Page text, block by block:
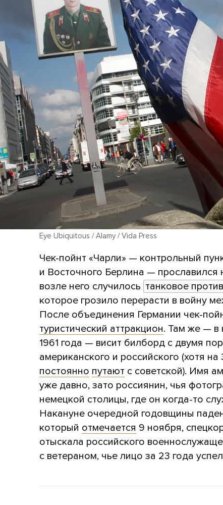
Eye Ubiquitous / Alamy / Vida Press
Чек-пойнт «Чарли» — контрольный
и Восточного Берлина — прославился
возле него случилось танковое
которое грозило перерасти в войну
После объединения Германии чек-
туристический аттракцион. Там же — в
1961 года — висит билборд с двумя
американского и российского (хотя
постоянно путают с советской). Имя
уже давно, зато россиянин, чья
немецкой столицы, где он когда-то
Накануне очередной годовщины
который отмечается 9 ноября,
отыскала российского
с ветераном, чье лицо за 23 года